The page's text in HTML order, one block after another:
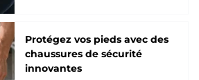
Protégez vos pieds avec des
chaussures de sécurité
innovantes